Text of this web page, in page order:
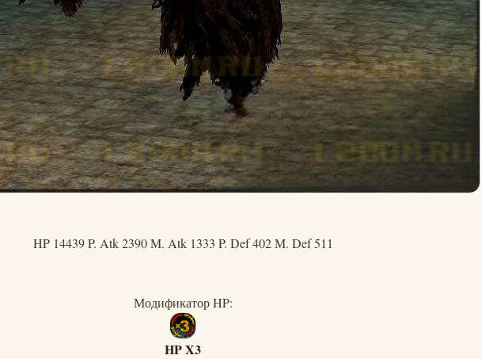
HP 14439 P. Atk 2390 M. Atk 1333 P. Def 402 M. Def 511
Модификатор HP:
HP X3